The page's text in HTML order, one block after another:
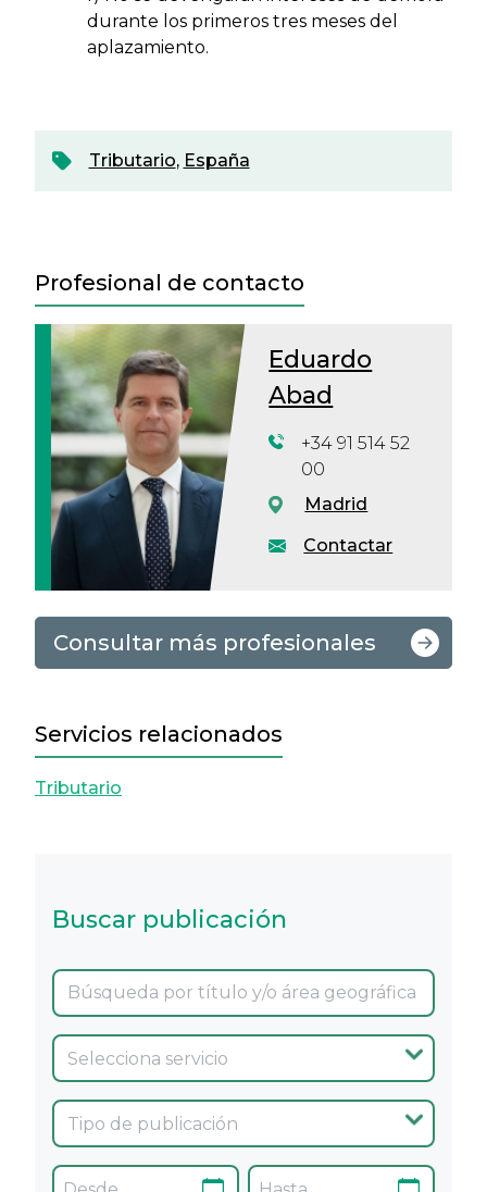
durante los primeros tres meses del
aplazamiento.
Tributario, España
Profesional de contacto
Eduardo
Abad
Contactar
+34 91 514 52
00
Madrid
Consultar más profesionales
Servicios relacionados
Tributario
Buscar publicación